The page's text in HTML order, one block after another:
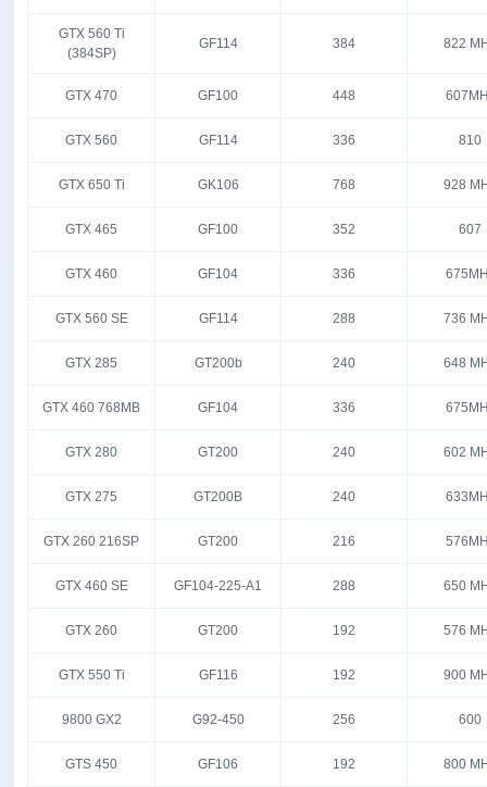
GTX 560 Ti
(384SP)
GF114 384 822
GTX 470 GF100 448
GTX 560 GF114 336 810
GTX 650 Ti GK106 768 928
GTX 465 GF100 352 607
GTX 460 GF104 336
GTX 560 SE GF114 288 736
GTX 285 GT200b 240 648
GTX 460 768MB GF104 336
GTX 280 GT200 240 602
GTX 275 GT200B 240
GTX 260 216SP GT200 216
GTX 460 SE GF104-225-A1 288 650
GTX 260 GT200 192 576
GTX 550 Ti GF116 192 900
9800 GX2 G92-450 256 600
GTS 450 GF106 192 800